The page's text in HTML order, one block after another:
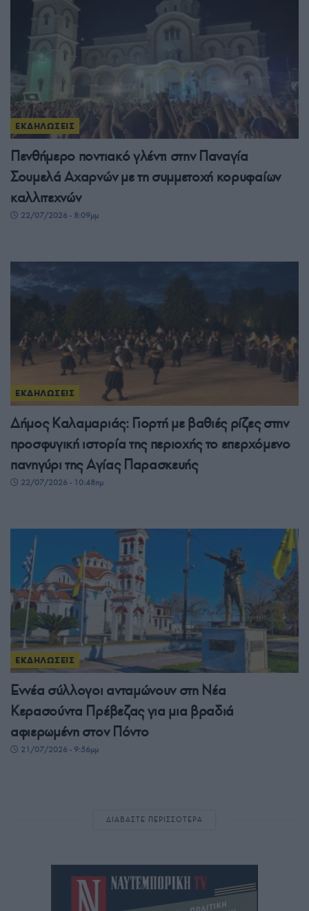
ΕΚΔΗΛΩΣΕΙΣ
Πενθήμερο ποντιακό γλέντι στην Παναγία
Σουμελά Αχαρνών με τη συμμετοχή κορυφαίων
καλλιτεχνών
22/07/2026 - 8:09μμ
ΕΚΔΗΛΩΣΕΙΣ
Δήμος Καλαμαριάς: Γιορτή με βαθιές ρίζες στην
προσφυγική ιστορία της περιοχής το επερχόμενο
πανηγύρι της Αγίας Παρασκευής
22/07/2026 - 10:48πμ
ΕΚΔΗΛΩΣΕΙΣ
Εννέα σύλλογοι ανταμώνουν στη Νέα
Κερασούντα Πρέβεζας για μια βραδιά
αφιερωμένη στον Πόντο
21/07/2026 - 9:56μμ
ΔΙΑΒΑΣΤΕ ΠΕΡΙΣΣΟΤΕΡΑ